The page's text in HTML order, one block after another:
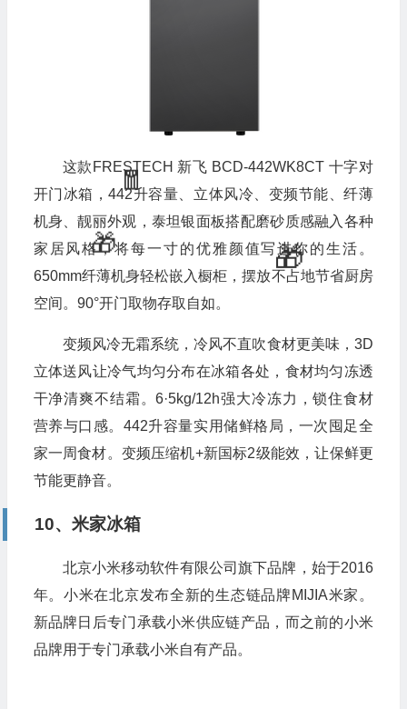
这款FRESTECH 新飞 BCD-442WK8CT 十字对
开门冰箱，442升容量、立体风冷、变频节能、纤薄
机身、靓丽外观，泰坦银面板搭配磨砂质感融入各种
家居风格，将每一寸的优雅颜值写进你的生活。
650mm纤薄机身轻松嵌入橱柜，摆放不占地节省厨房
空间。90°开门取物存取自如。
变频风冷无霜系统，冷风不直吹食材更美味，3D
立体送风让冷气均匀分布在冰箱各处，食材均匀冻透
干净清爽不结霜。6·5kg/12h强大冷冻力，锁住食材
营养与口感。442升容量实用储鲜格局，一次囤足全
家一周食材。变频压缩机+新国标2级能效，让保鲜更
节能更静音。
10、米家冰箱
北京小米移动软件有限公司旗下品牌，始于2016
年。小米在北京发布全新的生态链品牌MIJIA米家。
新品牌日后专门承载小米供应链产品，而之前的小米
品牌用于专门承载小米自有产品。